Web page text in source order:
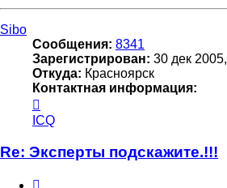
Sibo
Сообщения: 8341
Зарегистрирован: 30 дек
Откуда: Красноярск
Контактная информация:
информация
пользователя
ICQ
Re: Эксперты подскажите.!!!